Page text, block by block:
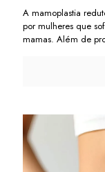
A mamoplastia
por mulheres que
mamas. Além de